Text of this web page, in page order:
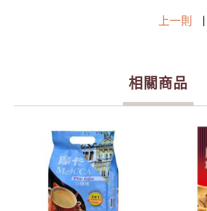
上一則 |
相關商品